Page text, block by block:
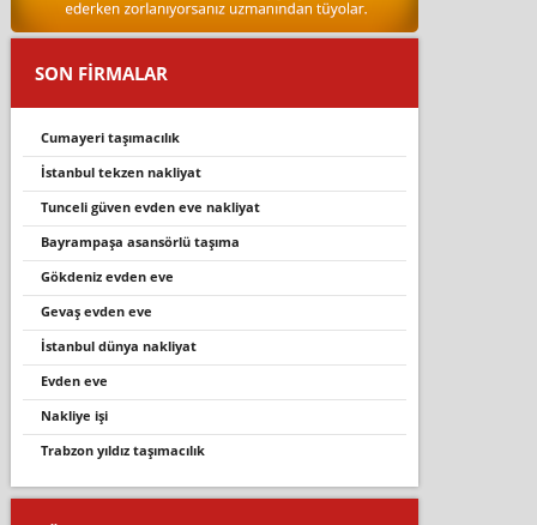
SON FİRMALAR
cumayeri̇ taşimacilik
i̇stanbul tekzen nakliyat
tunceli güven evden eve nakliyat
bayrampaşa asansörlü taşıma
gökdeniz evden eve
gevaş evden eve
i̇stanbul dünya nakliyat
evden eve
nakliye işi
trabzon yıldız taşımacılık